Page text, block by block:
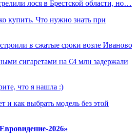
лося в Брестской области, но…
купить. Что нужно знать при
в сжатые сроки возле Иваново
сигаретами на €4 млн задержали
что я нашла :)
и как выбрать модель без этой
2026»